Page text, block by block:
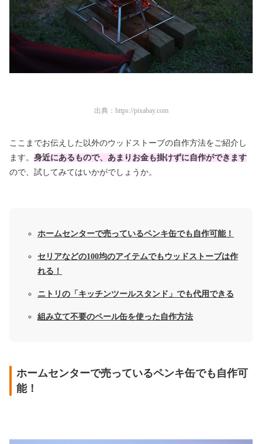
出典： https://pixabay.com
ここまでお伝えした以外のウッドストーブの自作方法をご紹介し
ます。 身近にあるもので、あまりお金も掛けずに自作ができます
ので、試してみてはいかがでしょうか。
ホームセンターで売っているペンキ缶でも自作可能！
セリアなどの100均のアイテムでもウッドストーブは作
れる！
ニトリの「キッチンツールスタンド」でも代用できる
組み立て不要のペール缶を使った自作方法
ホームセンターで売っているペンキ缶でも自作可
能！